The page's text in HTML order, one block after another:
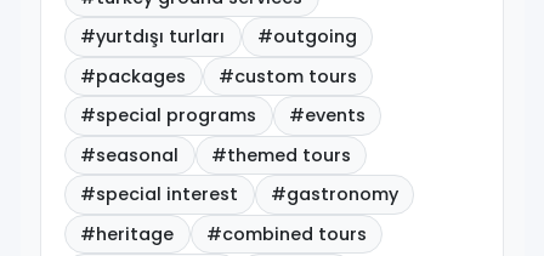
#yurtdışı turları
#outgoing
#packages
#custom tours
#special programs
#events
#seasonal
#themed tours
#special interest
#gastronomy
#heritage
#combined tours